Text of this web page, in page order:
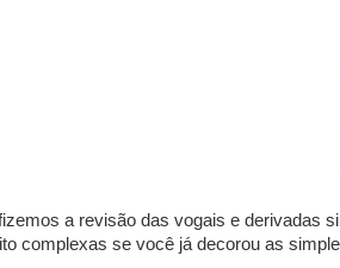
a revisão das vogais e derivadas
complexas se você já decorou as